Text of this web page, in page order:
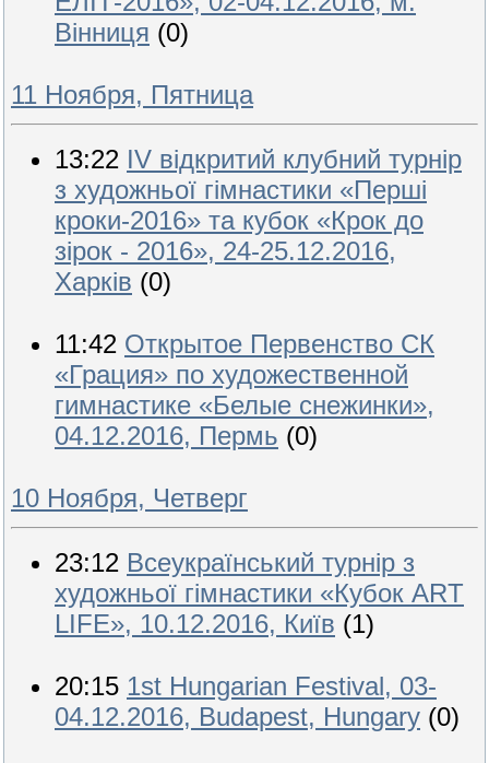
Вінниця (0)
11 Ноября, Пятница
13:22 IV відкритий клубний турнір
з художньої гімнастики «Перші
кроки-2016» та кубок «Крок до
зірок - 2016», 24-25.12.2016,
Харків (0)
11:42 Открытое Первенство СК
«Грация» по художественной
гимнастике «Белые снежинки»,
04.12.2016, Пермь (0)
10 Ноября, Четверг
23:12 Всеукраїнський турнір з
художньої гімнастики «Кубок ART
LIFE», 10.12.2016, Київ (1)
20:15 1st Hungarian Festival, 03-
04.12.2016, Budapest, Hungary (0)